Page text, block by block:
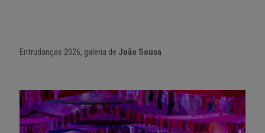
Entrudanças 2026, galeria de João Sousa